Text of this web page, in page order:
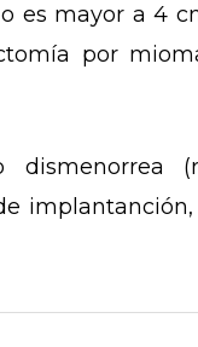
es mayor a 4
por